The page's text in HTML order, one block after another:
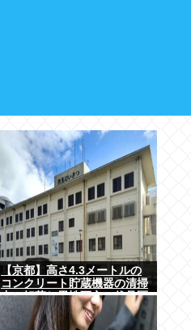
【京都】高さ4.3メートルの
コンクリート貯蔵機器の清掃
中に転落し男性死亡、伏見区
の工場